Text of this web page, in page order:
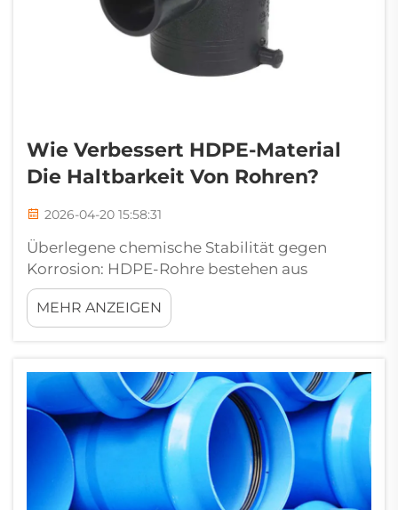
Wie Verbessert HDPE-Material
Die Haltbarkeit Von Rohren?
2026-04-20 15:58:31
Überlegene chemische Stabilität gegen
Korrosion: HDPE-Rohre bestehen aus
Polyethylen mit hoher Dichte, das aufgrund
seiner unpolaren Molekularstruktur eine hohe
chemische Stabilität bietet. Die unpolare
organischen Verbindungen und Salz...
MEHR ANZEIGEN